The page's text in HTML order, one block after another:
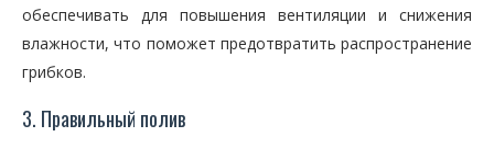
обеспечивать для повышения вентиляции и снижения
влажности, что поможет предотвратить распространение
грибков.
3. Правильный полив